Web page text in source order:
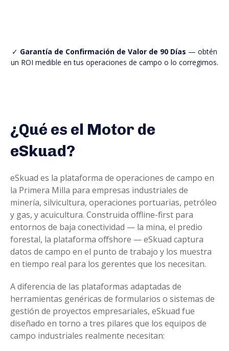
✓ Garantía de Confirmación de Valor de 90 Días — obtén
un ROI medible en tus operaciones de campo o lo corregimos.
¿Qué es el Motor de
eSkuad?
eSkuad es la plataforma de operaciones de campo en
la Primera Milla para empresas industriales de
minería, silvicultura, operaciones portuarias, petróleo
y gas, y acuicultura. Construida offline-first para
entornos de baja conectividad — la mina, el predio
forestal, la plataforma offshore — eSkuad captura
datos de campo en el punto de trabajo y los muestra
en tiempo real para los gerentes que los necesitan.
A diferencia de las plataformas adaptadas de
herramientas genéricas de formularios o sistemas de
gestión de proyectos empresariales, eSkuad fue
diseñado en torno a tres pilares que los equipos de
campo industriales realmente necesitan: